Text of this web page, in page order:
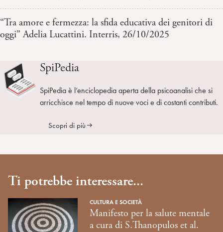
“Tra amore e fermezza: la sfida educativa dei genitori di
oggi” Adelia Lucattini. Interris, 26/10/2025
SpiPedia
SpiPedia è l’enciclopedia aperta della psicoanalisi che si
arricchisce nel tempo di nuove voci e di costanti contributi.
Scopri di più
Ti potrebbe interessare...
CULTURA E SOCIETÀ
Manifesto per la salute mentale
a cura di S.Thanopulos et al.